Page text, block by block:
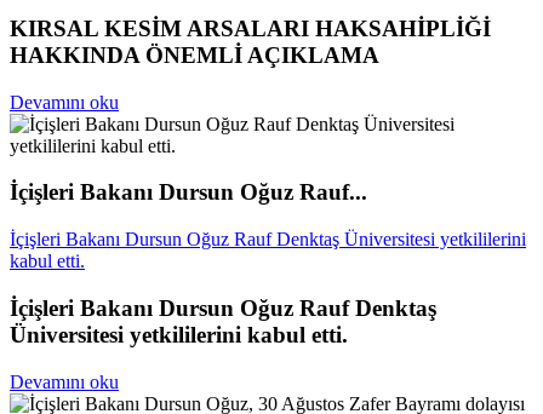
KIRSAL KESİM ARSALARI HAKSAHİPLİĞİ
HAKKINDA ÖNEMLİ AÇIKLAMA
Devamını oku
İçişleri Bakanı Dursun Oğuz Rauf...
İçişleri Bakanı Dursun Oğuz Rauf Denktaş Üniversitesi yetkililerini
kabul etti.
İçişleri Bakanı Dursun Oğuz Rauf Denktaş
Üniversitesi yetkililerini kabul etti.
Devamını oku